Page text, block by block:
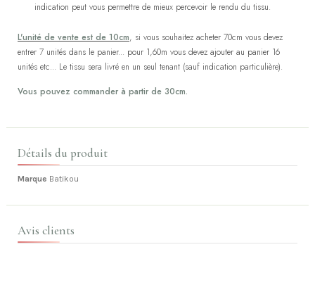
indication peut vous permettre de mieux percevoir le rendu du tissu.
L'unité de vente est de 10cm, si vous souhaitez acheter 70cm vous devez
entrer 7 unités dans le panier... pour 1,60m vous devez ajouter au panier 16
unités etc... Le tissu sera livré en un seul tenant (sauf indication particulière).
Vous pouvez commander à partir de 30cm.
Détails du produit
Marque Batikou
Avis clients